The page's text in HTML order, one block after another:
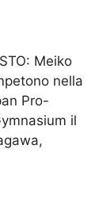
Meiko
nella
Pro-
il